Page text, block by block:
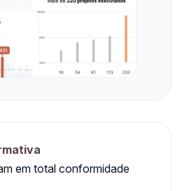
em total conformidade